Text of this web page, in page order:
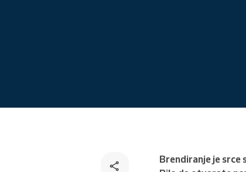
Brendiranje je srce